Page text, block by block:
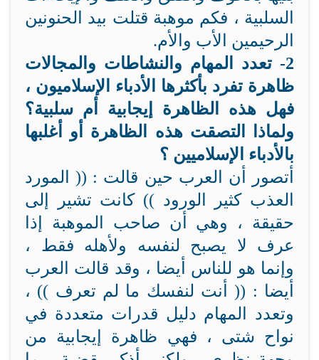
السلبية ، فكم موهبة قتلت بيد الحنونين
الرحيمين الأب والأم.
2- تعدد المهام والنشاطات والمجالات
ظاهرة تفرد بأكثرها الأدباء الإسلاميون ،
فهل هذه الظاهرة إيجابية أم سلبية؟
ولماذا التصقت هذه الظاهرة أو أغلبها
بالأدباء الإسلاميين ؟
أتصور أن العرب حين قالت : (( المورد
العذب كثير الورود )) كانت تشير إلى
حقيقة ، وهي أن صاحب الموهبة إذا
عرف لا يصبح لنفسه ولأهله فقط ،
وإنما هو للناس أيضا ، وقد قالت العرب
أيضا : (( أنت لنفسك ما لم تعرف )) ،
وتعدد المهام دليل قدرات متعددة في
نواح شتى ، فهي ظاهرة إيجابية من